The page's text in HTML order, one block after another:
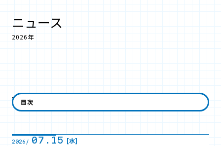
ニュース
2026年
7月
2026/ 07.15 [水]
目次